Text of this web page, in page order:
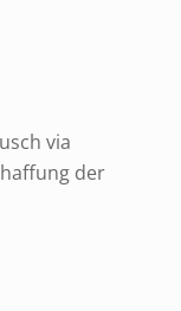
via
der